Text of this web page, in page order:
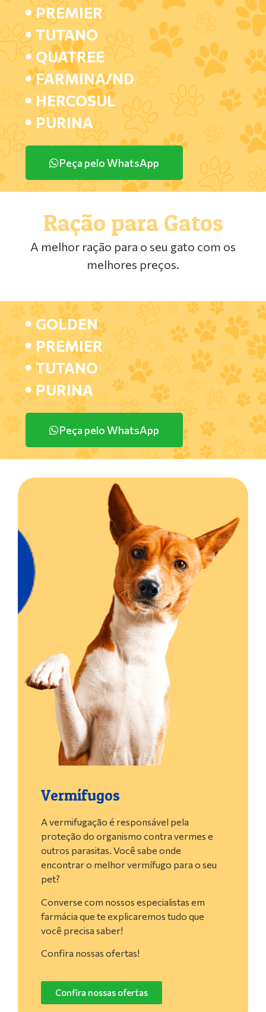
PREMIER
TUTANO
QUATREE
FARMINA/ND
HERCOSUL
PURINA
Peça pelo WhatsApp
Ração para Gatos
A melhor ração para o seu gato com os
melhores preços.
GOLDEN
PREMIER
TUTANO
PURINA
Peça pelo WhatsApp
Vermífugos
A vermifugação é responsável pela
proteção do organismo contra vermes e
outros parasitas. Você sabe onde
encontrar o melhor vermífugo para o seu
pet?
Converse com nossos especialistas em
farmácia que te explicaremos tudo que
você precisa saber!
Confira nossas ofertas!
Confira nossas ofertas